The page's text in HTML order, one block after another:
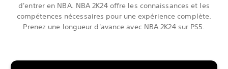
d'entrer en NBA. NBA 2K24 offre les connaissances et les
compétences nécessaires pour une expérience complète.
Prenez une longueur d'avance avec NBA 2K24 sur PS5.